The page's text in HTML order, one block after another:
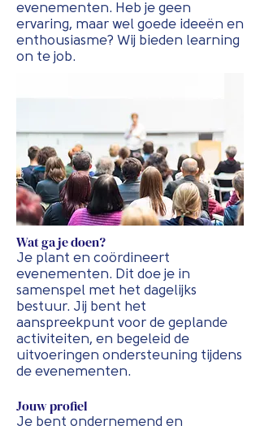
evenementen. Heb je geen
ervaring, maar wel goede ideeën en
enthousiasme? Wij bieden learning
on te job.
Wat ga je doen?
Je plant en coördineert
evenementen. Dit doe je in
samenspel met het dagelijks
bestuur. Jij bent het
aanspreekpunt voor de geplande
activiteiten, en begeleid de
uitvoeringen ondersteuning tijdens
de evenementen.
Jouw profiel
Je bent ondernemend en